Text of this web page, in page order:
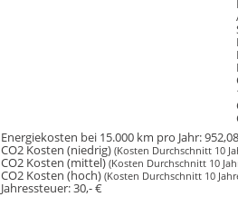
Energiekosten bei 15.000 km pro Jahr:
CO2 Kosten (niedrig)(Kosten Durchschnitt 10
CO2 Kosten (mittel)(Kosten Durchschnitt 10
CO2 Kosten (hoch)(Kosten Durchschnitt 10
Jahressteuer:30,- €